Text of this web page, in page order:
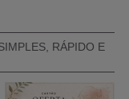
RÁPIDO E